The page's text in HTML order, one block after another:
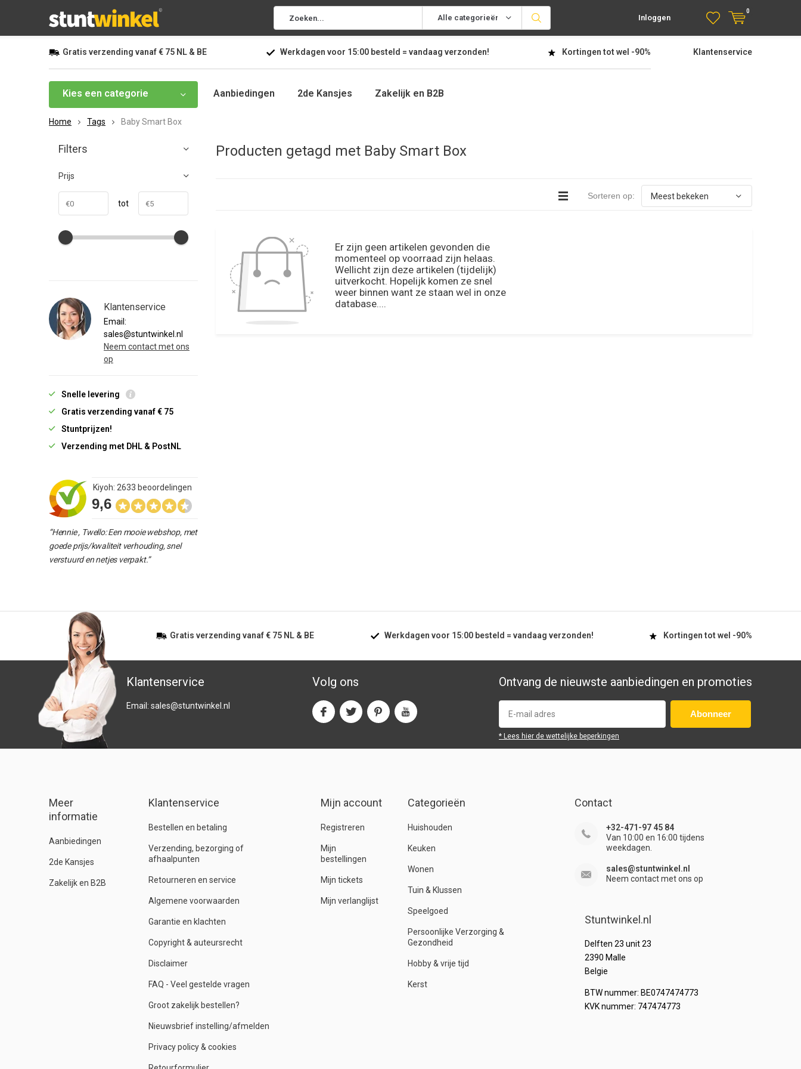
Alle categorieën Inloggen
0
Gratis verzending vanaf€ 75 NL & BE Werkdagen voor 15:00besteld = vandaag verzonden! Kortingen tot wel -90% Klantenservice
Kies een categorie Aanbiedingen 2de Kansjes Zakelijk en B2B
Home Tags Baby Smart Box
Producten getagd met Baby Smart Box
Sorteren op:
Er zijn geen artikelen gevonden die
momenteel op voorraad zijn helaas.
Wellicht zijn deze artikelen (tijdelijk)
uitverkocht. Hopelijk komen ze snel
weer binnen want ze staan wel in onze
database....
Filters
Prijs
tot
Klantenservice
Email:
sales@stuntwinkel.nl
Neem contact met ons
op
Snelle levering
Gratis verzending vanaf € 75
Stuntprijzen!
Verzending met DHL & PostNL
9,6
Kiyoh: 2633 beoordelingen
“Hennie , Twello: Een mooie webshop, met
goede prijs/kwaliteit verhouding, snel
verstuurd en netjes verpakt.”
Gratis verzending vanaf€ 75 NL & BE Werkdagen voor 15:00besteld = vandaag verzonden! Kortingen tot wel -90%
Klantenservice
Email: sales@stuntwinkel.nl
Volg ons Ontvang de nieuwste aanbiedingen en promoties
Abonneer
* Lees hier de wettelijke beperkingen
Meer
informatie
Aanbiedingen
2de Kansjes
Zakelijk en B2B
Klantenservice
Bestellen en betaling
Verzending, bezorging of
afhaalpunten
Retourneren en service
Algemene voorwaarden
Garantie en klachten
Copyright & auteursrecht
Disclaimer
FAQ - Veel gestelde vragen
Groot zakelijk bestellen?
Nieuwsbrief instelling/afmelden
Privacy policy & cookies
Mijn account
Registreren
Mijn
bestellingen
Mijn tickets
Mijn verlanglijst
Categorieën
Huishouden
Keuken
Wonen
Tuin & Klussen
Speelgoed
Persoonlijke Verzorging &
Gezondheid
Hobby & vrije tijd
Kerst
Contact
+32-471-97 45 84
Van 10:00 en 16:00 tijdens
weekdagen.
sales@stuntwinkel.nl
Neem contact met ons op
Stuntwinkel.nl
Delften 23 unit 23
2390 Malle
Belgie
BTW nummer: BE0747474773
KVK nummer: 747474773